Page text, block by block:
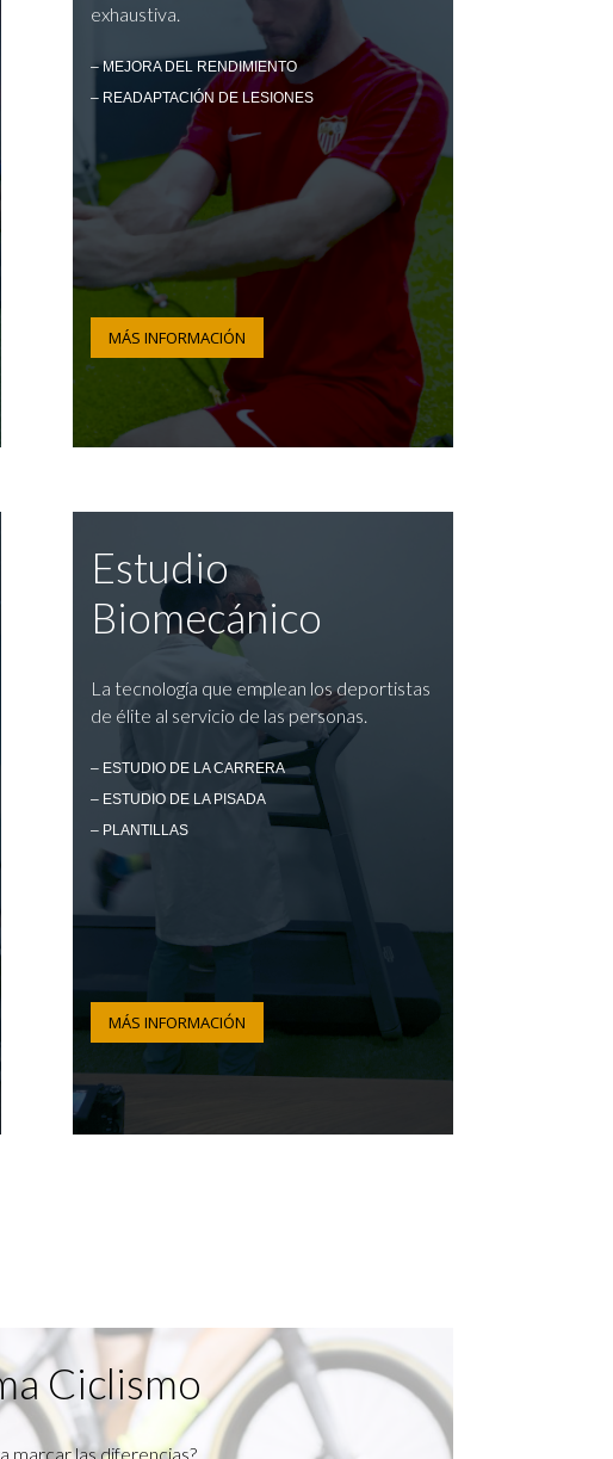
exhaustiva.
– MEJORA DEL RENDIMIENTO
– READAPTACIÓN DE LESIONES
MÁS INFORMACIÓN
Estudio
Biomecánico
La tecnología que emplean los deportistas
de élite al servicio de las personas.
– ESTUDIO DE LA CARRERA
– ESTUDIO DE LA PISADA
– PLANTILLAS
MÁS INFORMACIÓN
Ciclismo
marcar las diferencias?